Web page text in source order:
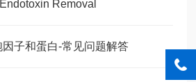
Removal
子和蛋白-常见问题解答